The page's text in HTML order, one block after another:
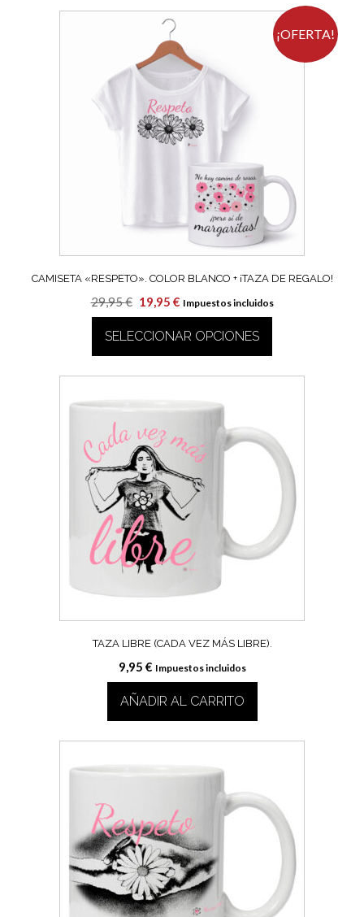
29,95 €.19,95 €.
producto
múltiples
variantes.
Las
opciones
se
pueden
página
de
producto
¡OFERTA!
CAMISETA «RESPETO». COLOR BLANCO + ¡TAZA DE REGALO!
29,95€ El
precio
original
era:
29,95 €.
19,95 €El
precio
actual
es:
19,95 €.
Impuestos incluidos
SELECCIONAR OPCIONES
producto
múltiples
variantes.
Las
opciones
se
pueden
elegir
la
página
TAZA LIBRE (CADA VEZ MÁS LIBRE).
9,95 € Impuestos incluidos
AÑADIR AL CARRITO